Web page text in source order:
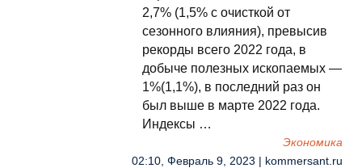
2,7% (1,5% с очисткой от
сезонного влияния), превысив
рекорды всего 2022 года, в
добыче полезных ископаемых —
1%(1,1%), в последний раз он
был выше в марте 2022 года.
Индексы …
Экономика
02:10, Февраль 9, 2023 | kommersant.ru